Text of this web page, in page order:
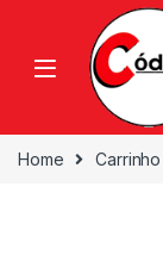
Home Carrinho